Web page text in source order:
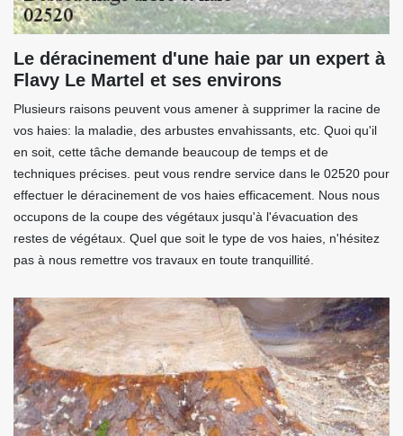
Le déracinement d'une haie par un expert à
Flavy Le Martel et ses environs
Plusieurs raisons peuvent vous amener à supprimer la racine de
vos haies: la maladie, des arbustes envahissants, etc. Quoi qu'il
en soit, cette tâche demande beaucoup de temps et de
techniques précises. peut vous rendre service dans le 02520 pour
effectuer le déracinement de vos haies efficacement. Nous nous
occupons de la coupe des végétaux jusqu'à l'évacuation des
restes de végétaux. Quel que soit le type de vos haies, n'hésitez
pas à nous remettre vos travaux en toute tranquillité.